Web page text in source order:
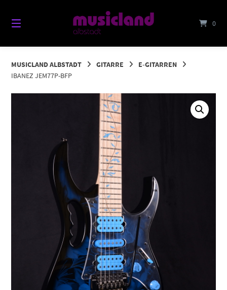
Inhalt
0
MUSICLAND ALBSTADT GITARRE
E-GITARREN
IBANEZ JEM77P-BFP